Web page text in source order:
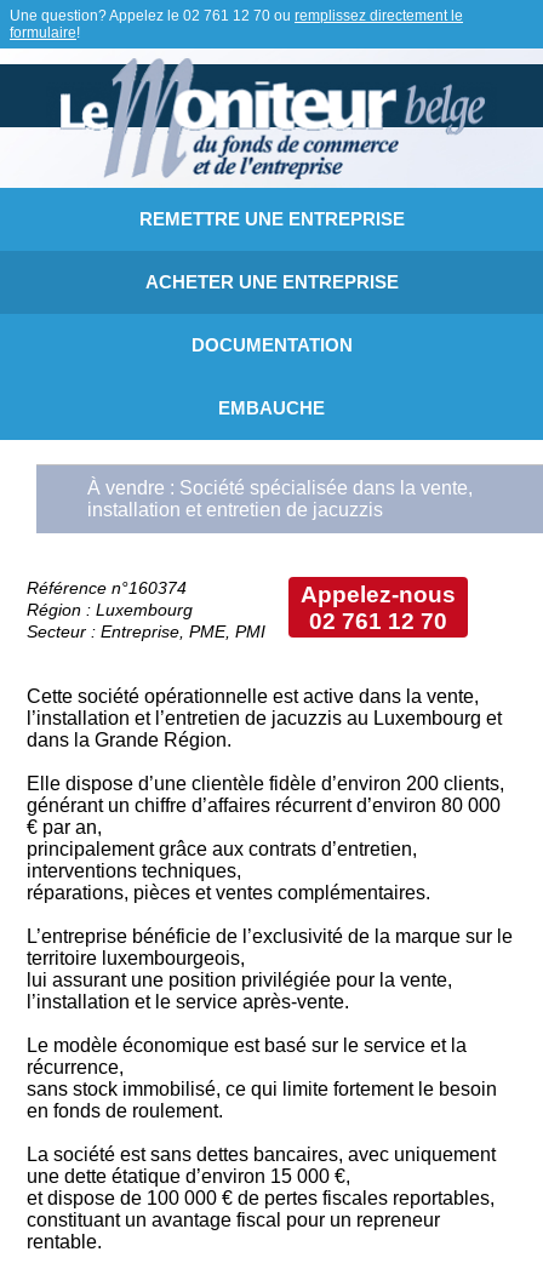
Une question? Appelez le 02 761 12 70 ou remplissez directement le
formulaire!
REMETTRE UNE ENTREPRISE
ACHETER UNE ENTREPRISE
DOCUMENTATION
EMBAUCHE
À vendre : Société spécialisée dans la vente,
installation et entretien de jacuzzis
Appelez-nous
02 761 12 70
Référence n°160374
Région : Luxembourg
Secteur : Entreprise, PME, PMI
Cette société opérationnelle est active dans la vente,
l’installation et l’entretien de jacuzzis au Luxembourg et
dans la Grande Région.
Elle dispose d’une clientèle fidèle d’environ 200 clients,
générant un chiffre d’affaires récurrent d’environ 80 000
€ par an,
principalement grâce aux contrats d’entretien,
interventions techniques,
réparations, pièces et ventes complémentaires.
L’entreprise bénéficie de l’exclusivité de la marque sur le
territoire luxembourgeois,
lui assurant une position privilégiée pour la vente,
l’installation et le service après-vente.
Le modèle économique est basé sur le service et la
récurrence,
sans stock immobilisé, ce qui limite fortement le besoin
en fonds de roulement.
La société est sans dettes bancaires, avec uniquement
une dette étatique d’environ 15 000 €,
et dispose de 100 000 € de pertes fiscales reportables,
constituant un avantage fiscal pour un repreneur
rentable.